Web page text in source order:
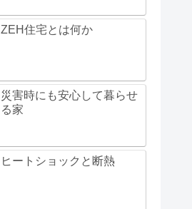
ZEH住宅とは何か
災害時にも安心して暮らせ
る家
ヒートショックと断熱